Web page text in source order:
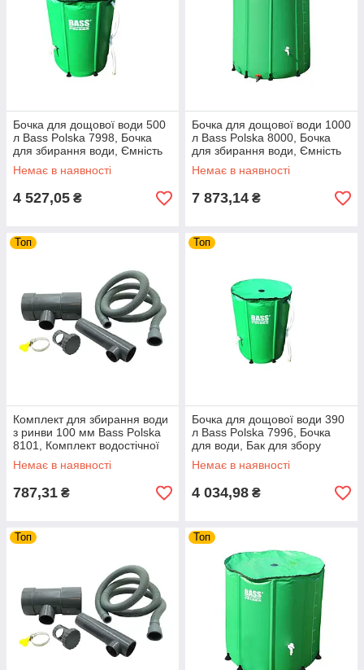
Бочка для дощової води 500
л Bass Polska 7998, Бочка
для збирання води, Ємність
для збирання дощової води
Немає в наявності
4 527,05 ₴
Бочка для дощової води 1000
л Bass Polska 8000, Бочка
для збирання води, Ємність
для збирання дощової води
Немає в наявності
7 873,14 ₴
Топ
Комплект для збирання води
з ринви 100 мм Bass Polska
8101, Комплект водостічної
системи, Водозбірник
Немає в наявності
787,31 ₴
Топ
Бочка для дощової води 390
л Bass Polska 7996, Бочка
для води, Бак для збору
дощової води, Дощова бочка
Немає в наявності
4 034,98 ₴
Топ Топ